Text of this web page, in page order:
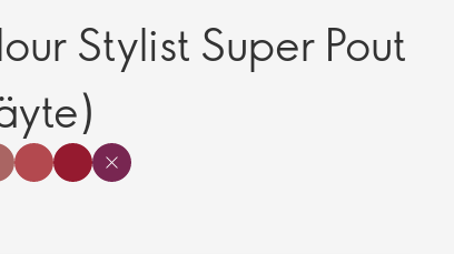
Stylist Super Pout